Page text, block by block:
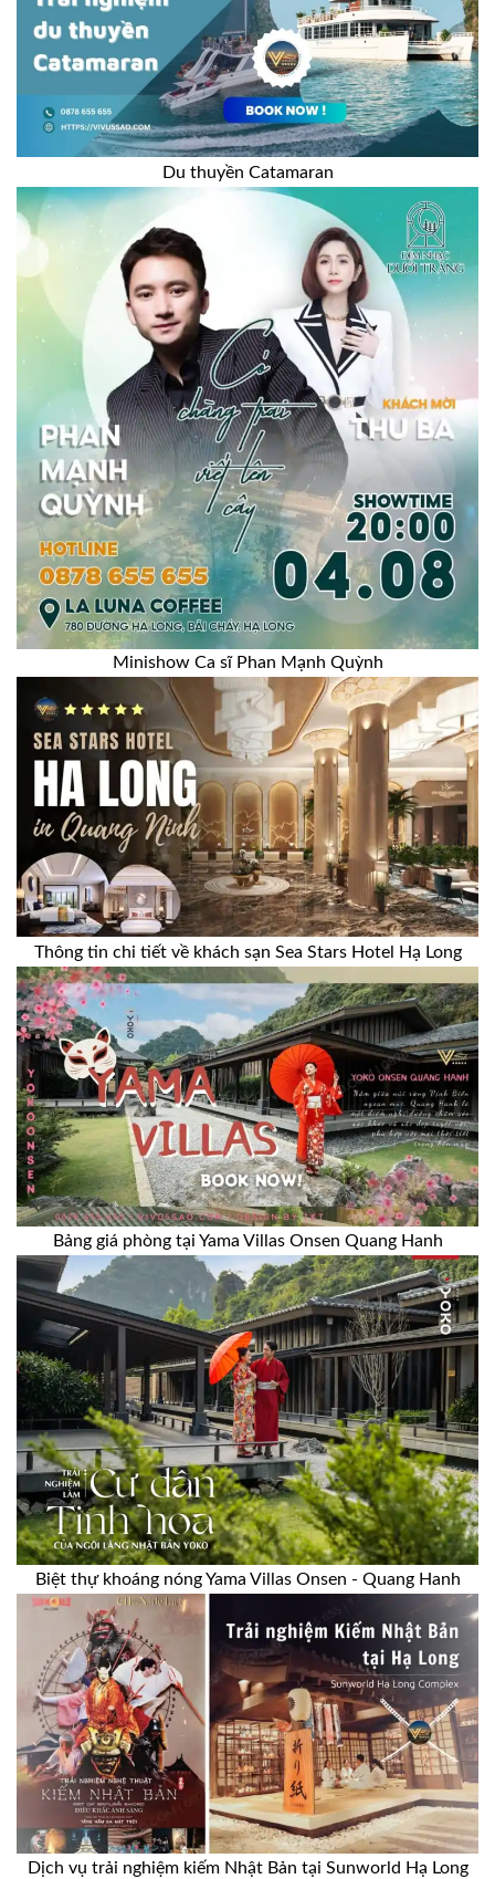
Du thuyền Catamaran
Minishow Ca sĩ Phan Mạnh Quỳnh
Thông tin chi tiết về khách sạn Sea Stars Hotel Hạ Long
Bảng giá phòng tại Yama Villas Onsen Quang Hanh
Biệt thự khoáng nóng Yama Villas Onsen - Quang Hanh
Dịch vụ trải nghiệm kiếm Nhật Bản tại Sunworld Hạ Long